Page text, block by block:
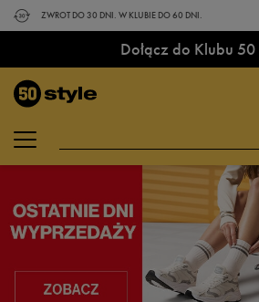
ZWROT DO 30 DNI. W KLUBIE DO 60 DNI.
Dołącz do Klubu 50